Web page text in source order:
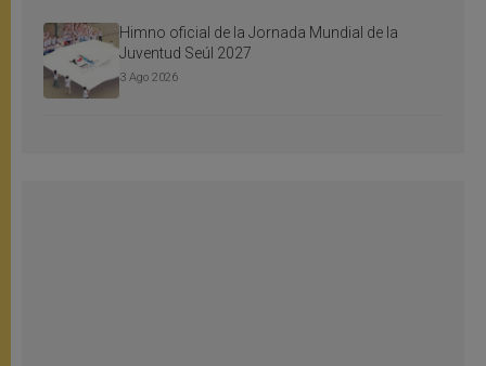
Himno oficial de la Jornada Mundial de la
Juventud Seúl 2027
3 Ago 2026